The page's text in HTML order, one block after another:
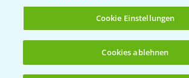
Standortreport Raden - Fungizid
Dreifachbehandlung im Weizen
Cookie Einstellungen
Cookies ablehnen